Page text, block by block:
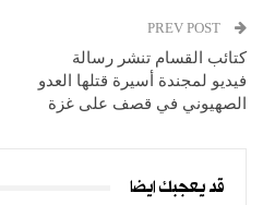
كتائب القسام تنشر رسالة
فيديو لمجندة أسيرة قتلها العدو
الصهيوني في قصف على غزة
قد يعجبك ايضا